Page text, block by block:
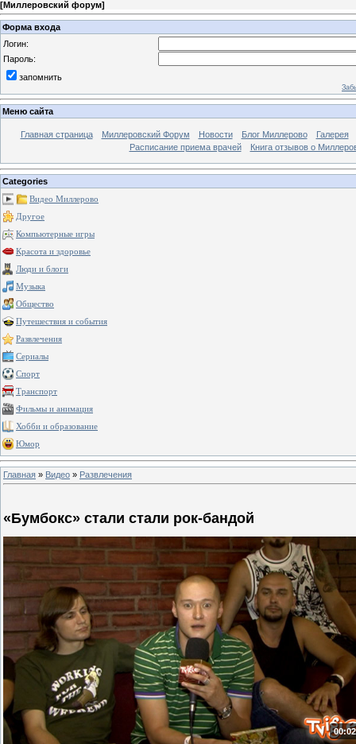
[Миллеровский форум]
Форма входа
Логин:
Пароль:
запомнить
Меню сайта
Главная страница Миллеровский Форум Новости Блог Миллерово
Галерея
Расписание приема врачей
Книга отзывов о
Categories
Видео Миллерово
Другое
Компьютерные игры
Красота и здоровье
Люди и блоги
Музыка
Общество
Путешествия и события
Развлечения
Сериалы
Спорт
Транспорт
Фильмы и анимация
Хобби и образование
Юмор
Главная » Видео » Развлечения
«Бумбокс» стали стали рок-бандой